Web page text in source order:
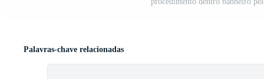
Palavras-chave relacionadas